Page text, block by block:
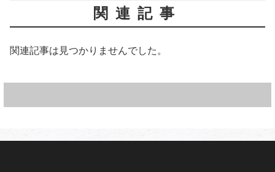
関連記事
関連記事は見つかりませんでした。